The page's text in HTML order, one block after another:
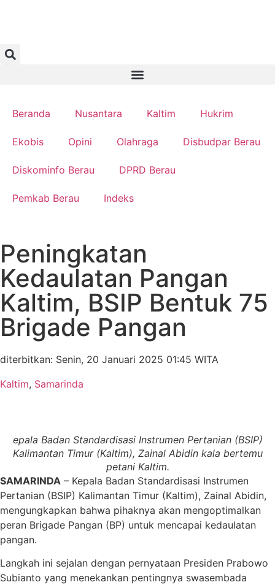
Beranda Nusantara Kaltim Hukrim
Ekobis Opini Olahraga Disbudpar Berau
Diskominfo Berau DPRD Berau
Pemkab Berau Indeks
Peningkatan
Kedaulatan Pangan
Kaltim, BSIP Bentuk 75
Brigade Pangan
diterbitkan: Senin, 20 Januari 2025 01:45 WITA
Kaltim, Samarinda
epala Badan Standardisasi Instrumen Pertanian (BSIP)
Kalimantan Timur (Kaltim), Zainal Abidin kala bertemu
petani Kaltim.
SAMARINDA – Kepala Badan Standardisasi Instrumen
Pertanian (BSIP) Kalimantan Timur (Kaltim), Zainal Abidin,
mengungkapkan bahwa pihaknya akan mengoptimalkan
peran Brigade Pangan (BP) untuk mencapai kedaulatan
pangan.
Langkah ini sejalan dengan pernyataan Presiden Prabowo
Subianto yang menekankan pentingnya swasembada